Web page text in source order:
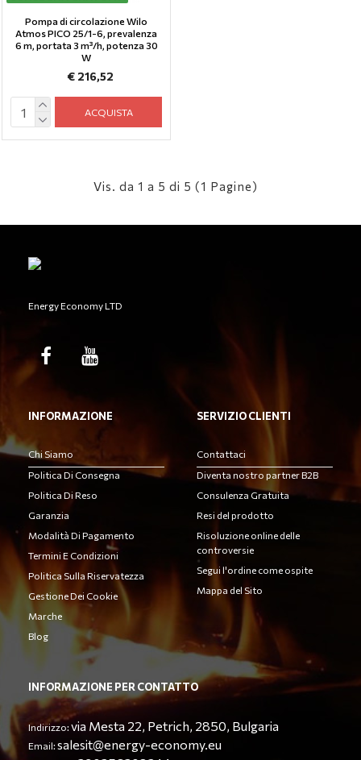
Pompa di circolazione Wilo
Atmos PICO 25/1-6, prevalenza
6 m, portata 3 m³/h, potenza 30
W
€ 216,52
ACQUISTA
Vis. da 1 a 5 di 5 (1 Pagine)
Energy Economy LTD
INFORMAZIONE
Chi Siamo
Politica Di Consegna
Politica Di Reso
Garanzia
Modalità Di Pagamento
Termini E Condizioni
Politica Sulla Riservatezza
Gestione Dei Cookie
Marche
Blog
SERVIZIO CLIENTI
Contattaci
Diventa nostro partner B2B
Consulenza Gratuita
Resi del prodotto
Risoluzione online delle
controversie
Segui l'ordine come ospite
Mappa del Sito
INFORMAZIONE PER CONTATTO
Indirizzo:via Mesta 22, Petrich, 2850, Bulgaria
Email:salesit@energy-economy.eu